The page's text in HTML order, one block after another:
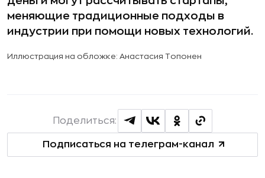
меняющие традиционные подходы в
индустрии при помощи новых технологий.
Иллюстрация на обложке: Анастасия Топонен
Подписаться на телеграм-канал
Поделиться: